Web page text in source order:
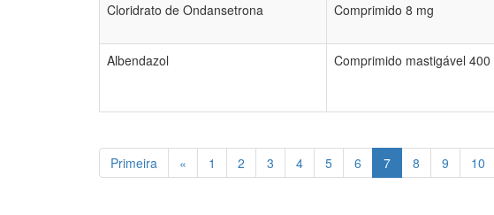
Cloridrato de Ondansetrona
Comprimido 8 mg
Albendazol Comprimido mastigável
Primeira « 1 2 3 4 5 6 7 8 9 10